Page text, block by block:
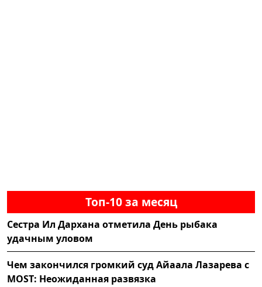
Топ-10 за месяц
Сестра Ил Дархана отметила День рыбака
удачным уловом
Чем закончился громкий суд Айаала Лазарева с
MOST: Неожиданная развязка